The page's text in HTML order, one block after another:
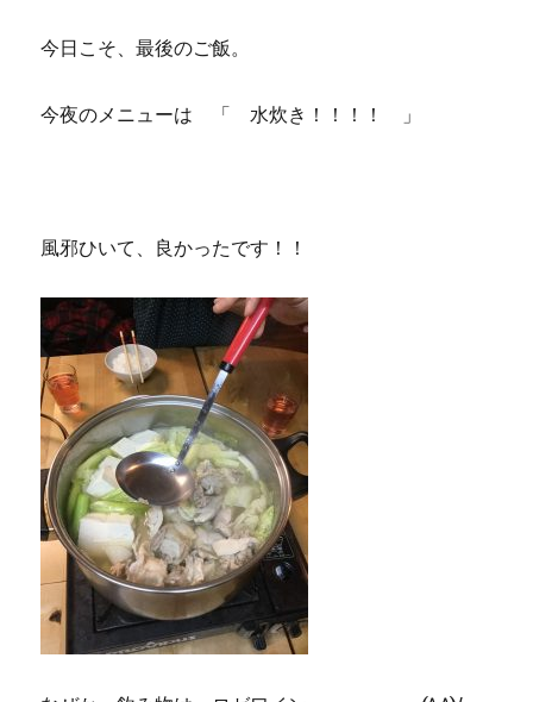
今日こそ、最後のご飯。
今夜のメニューは 「 水炊き！！！！ 」
風邪ひいて、良かったです！！